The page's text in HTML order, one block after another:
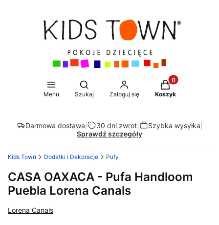
Menu
Otwórz wyszukiwarkę
Szukaj Zaloguj się
Produkty w
Koszyk
Darmowa dostawa 30 dni zwrot| Szybka wysyłka
Sprawdź szczegóły
Kids Town Dodatki i Dekoracje Pufy
CASA OAXACA - Pufa Handloom
Puebla Lorena Canals
Lorena Canals